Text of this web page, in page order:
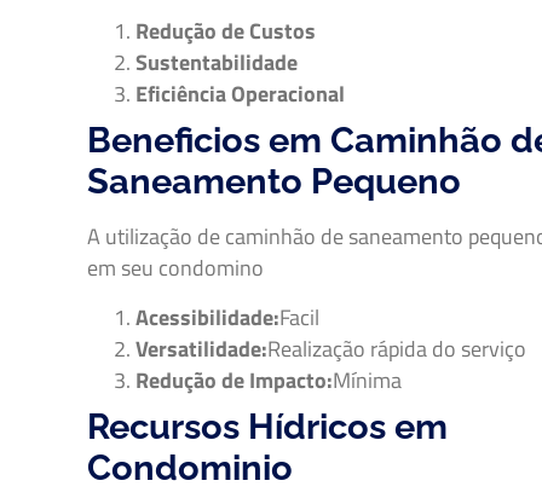
Redução de Custos
Sustentabilidade
Eficiência Operacional
Beneficios em Caminhão
Saneamento Pequeno
A utilização de caminhão de saneamento
em seu condomino
Acessibilidade:Facil
Versatilidade:Realização rápida do serviço
Redução de Impacto:Mínima
Recursos Hídricos em
Condominio